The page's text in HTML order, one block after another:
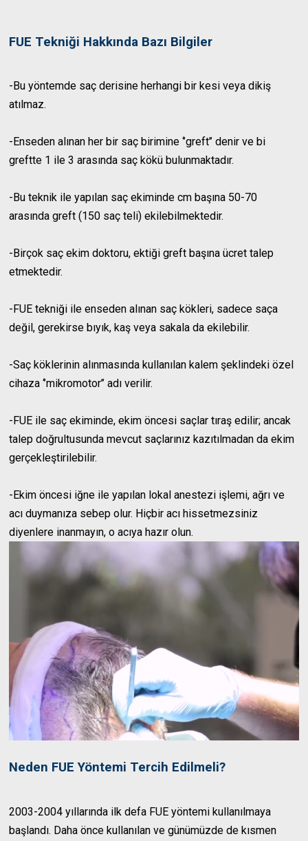
FUE Tekniği Hakkında Bazı Bilgiler
-Bu yöntemde saç derisine herhangi bir kesi veya dikiş
atılmaz.
-Enseden alınan her bir saç birimine ‘’greft’’ denir ve bi
greftte 1 ile 3 arasında saç kökü bulunmaktadır.
-Bu teknik ile yapılan saç ekiminde cm başına 50-70
arasında greft (150 saç teli) ekilebilmektedir.
-Birçok saç ekim doktoru, ektiği greft başına ücret talep
etmektedir.
-FUE tekniği ile enseden alınan saç kökleri, sadece saça
değil, gerekirse bıyık, kaş veya sakala da ekilebilir.
-Saç köklerinin alınmasında kullanılan kalem şeklindeki özel
cihaza ‘’mikromotor’’ adı verilir.
-FUE ile saç ekiminde, ekim öncesi saçlar tıraş edilir; ancak
talep doğrultusunda mevcut saçlarınız kazıtılmadan da ekim
gerçekleştirilebilir.
-Ekim öncesi iğne ile yapılan lokal anestezi işlemi, ağrı ve
acı duymanıza sebep olur. Hiçbir acı hissetmezsiniz
diyenlere inanmayın, o acıya hazır olun.
Neden FUE Yöntemi Tercih Edilmeli?
2003-2004 yıllarında ilk defa FUE yöntemi kullanılmaya
başlandı. Daha önce kullanılan ve günümüzde de kısmen